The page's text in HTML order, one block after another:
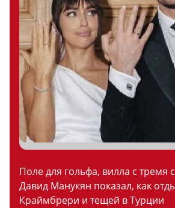
Поле для гольфа, вилла с тремя
Давид Манукян показал, как
Краймбрери и тещей в Турции